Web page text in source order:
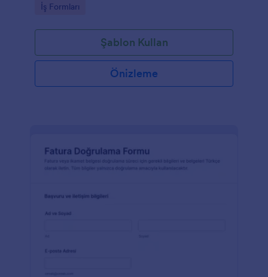
kolaylaştırın.
Go to Category:
İş Formları
Şablon Kullan
Önizleme